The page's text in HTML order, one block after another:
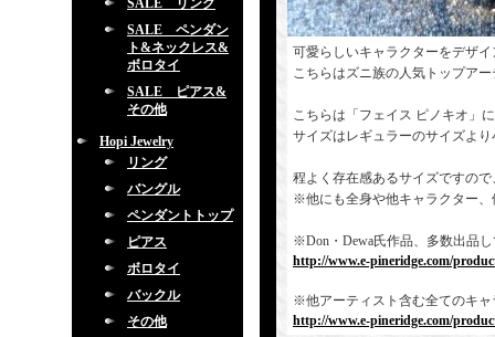
SALE リング
SALE ペンダン
ト&ネックレス&
ボロタイ
SALE ピアス&
その他
Hopi Jewelry
リング
バングル
ペンダントトップ
ピアス
ボロタイ
バックル
その他
可愛らしいキャラクターをデザ
こちらはズニ族の人気トップア
こちらは「フェイス ピノキオ」
サイズはレギュラーのサイズよ
程よく存在感あるサイズですの
※他にも全身や他キャラクター
※Don・Dewa氏作品、多数出品
http://www.e-pineridge.com/
※他アーティスト含む全てのキ
http://www.e-pineridge.com/